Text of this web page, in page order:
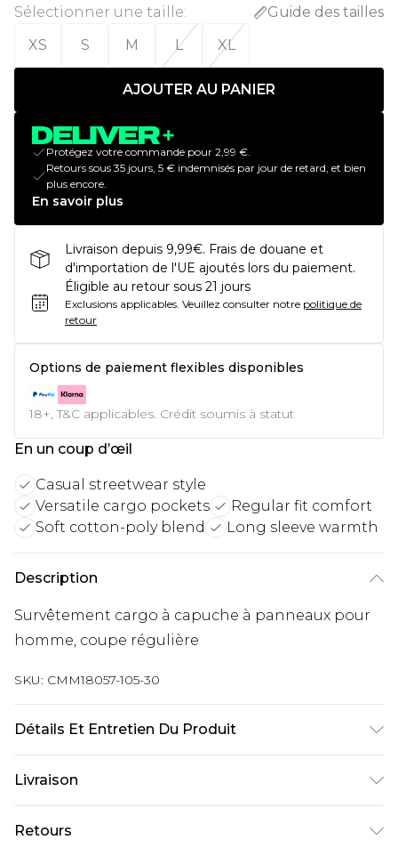
Sélectionner une taille:
Guide des tailles
XS
S M L XL
AJOUTER AU PANIER
Protégez votre commande pour 2,99 €.
Retours sous 35 jours, 5 € indemnisés par jour de retard, et bien
plus encore.
En savoir plus
Livraison depuis 9,99€. Frais de douane et
d'importation de l'UE ajoutés lors du paiement.
Éligible au retour sous 21 jours
Exclusions applicables. Veuillez consulter notre politique de
retour
Options de paiement flexibles disponibles
18+, T&C applicables. Crédit soumis à statut
En un coup d’œil
Casual streetwear style
Versatile cargo pockets
Regular fit comfort
Soft cotton-poly blend
Long sleeve warmth
Description
Survêtement cargo à capuche à panneaux pour
homme, coupe régulière
SKU: CMM18057-105-30
Détails Et Entretien Du Produit
Livraison
Livraison standard France
Retours